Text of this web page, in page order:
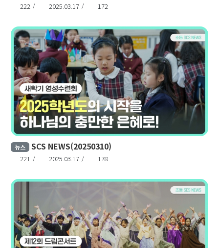
222 2025.03.17 172
뉴스 SCS NEWS(20250310)
221 2025.03.17 178